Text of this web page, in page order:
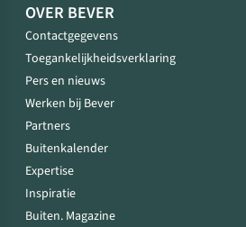
OVER BEVER
Contactgegevens
Toegankelijkheidsverklaring
Pers en nieuws
Werken bij Bever
Partners
Buitenkalender
Expertise
Inspiratie
Buiten. Magazine